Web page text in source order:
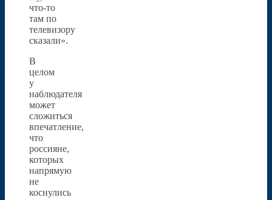
что-то
там по
телевизору
сказали».
В
целом
у
наблюдателя
может
сложиться
впечатление,
что
россияне,
которых
напрямую
не
коснулись